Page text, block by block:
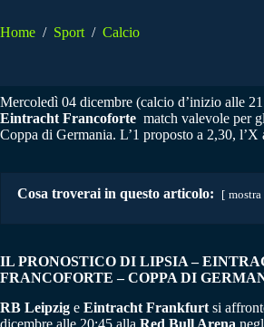
Home / Sport / Calcio
Mercoledì 04 dicembre (calcio d’inizio alle
Eintracht Francoforte match valevole per
Coppa di Germania. L’1 proposto a 2,30, l’X
Cosa troverai in questo articolo: mostra
IL PRONOSTICO DI LIPSIA –
FRANCOFORTE – COPPA DI
RB Leipzig e Eintracht Frankfurt si
dicembre alle 20:45 alla Red Bull Arena